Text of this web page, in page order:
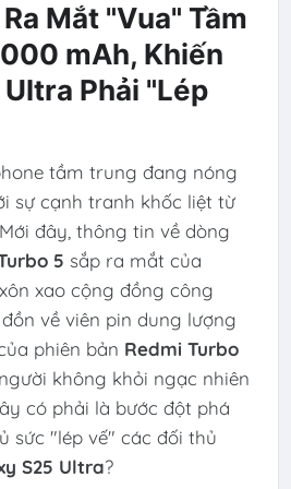
Mắt "Vua" Tầm
mAh, Khiến
Phải "Lép
tầm trung đang nóng
sự cạnh tranh khốc liệt từ
đây, thông tin về dòng
5 sắp ra mắt của
xao cộng đồng công
về viên pin dung lượng
phiên bản Redmi Turbo
không khỏi ngạc nhiên
có phải là bước đột phá
sức "lép vế" các đối thủ
S25 Ultra?